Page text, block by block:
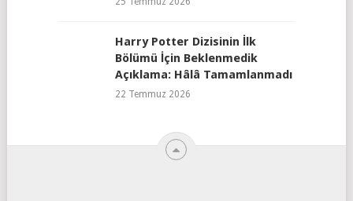
Harry Potter Dizisinin İlk
Bölümü İçin Beklenmedik
Açıklama: Hâlâ Tamamlanmadı
22 Temmuz 2026